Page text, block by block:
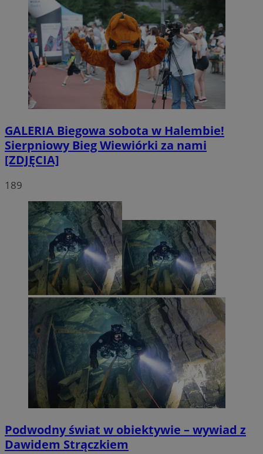
GALERIA Biegowa sobota w Halembie!
Sierpniowy Bieg Wiewiórki za nami
[ZDJĘCIA]
189
Podwodny świat w obiektywie – wywiad z
Dawidem Strączkiem